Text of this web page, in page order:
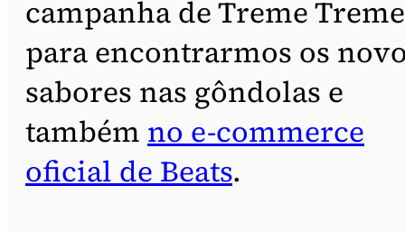
campanha de Treme Treme
para encontrarmos os
sabores nas gôndolas e
também no e-commerce
oficial de Beats.